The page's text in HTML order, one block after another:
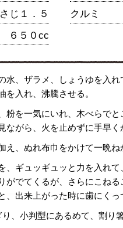
じ１．５ クルミ
６５０cc
水、ザラメ、しょうゆを入れ
を入れ、沸騰させる。
粉を一気にいれ、木べらで
ながら、火を止めずに手早
え、ぬれ布巾をかけて一晩ね
、ギュッギュッと力を入れ
がでてくるが、さらにこねる
、出来上がった時に歯にくっ
り、小判型にあるめて、割り